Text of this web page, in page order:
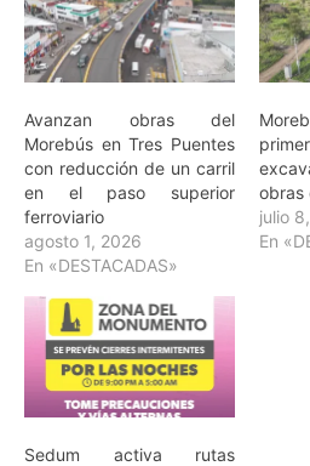
Avanzan obras del
Morebús en Tres Puentes
con reducción de un carril
en el paso superior
ferroviario
agosto 1, 2026
En «DESTACADAS»
obras
julio
En
Sedum activa rutas